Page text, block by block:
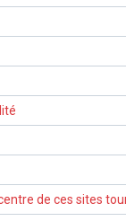
de ces sites